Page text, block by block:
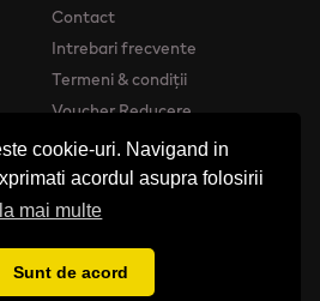
cookie-uri. Navigand in
acordul asupra folosirii
mai multe
Sunt de acord
Contact
Intrebari frecvente
Termeni & condiții
Voucher Reducere
online de produse Tradiționale Românești